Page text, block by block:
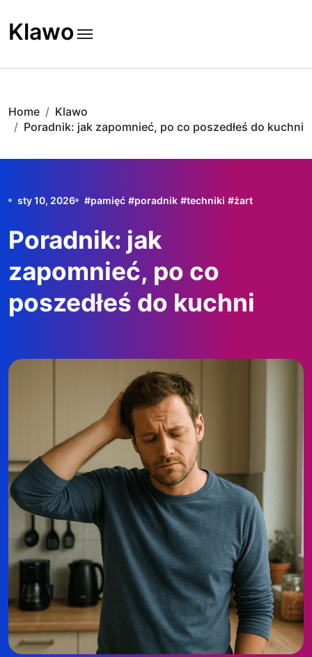
to
content
Klawo
Home
Klawo
Poradnik: jak zapomnieć, po co poszedłeś do kuchni
sty 10, 2026 #pamięć #poradnik #techniki #żart
Poradnik: jak
zapomnieć, po co
poszedłeś do kuchni